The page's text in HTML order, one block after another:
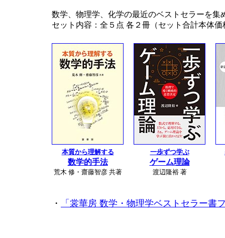
数学、物理学、化学の最近のベストセラーを集
セット内容：全５点 各２冊（セット合計本体価
本質から理解する
数学的手法
荒木 修・齋藤智彦 共著
一歩ずつ学ぶ
ゲーム理論
渡辺隆裕 著
・ 「裳華房 数学・物理学ベストセラー書